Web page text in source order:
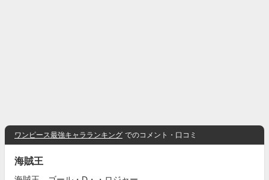
ワンピース最強キャラランキング でのコメント・口コミ
海賊王